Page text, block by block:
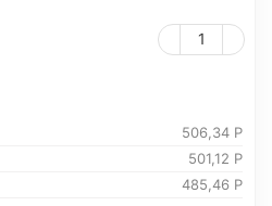
506,34 Р
501,12 Р
485,46 Р